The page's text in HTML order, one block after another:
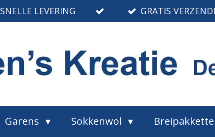
SNELLE LEVERING GRATIS
Garens Sokkenwol